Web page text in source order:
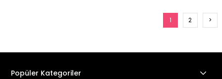
1 2 >
Popüler Kategoriler